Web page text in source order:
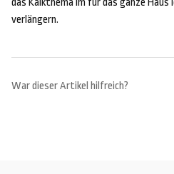
das Kalkthema im für das ganze
verlängern.
War dieser Artikel hilfreich?